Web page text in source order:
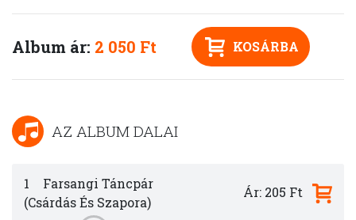
Album ár: 2 050 Ft KOSÁRBA
AZ ALBUM DALAI
1
Farsangi Táncpár
(Csárdás És Szapora)
Ár: 205 Ft